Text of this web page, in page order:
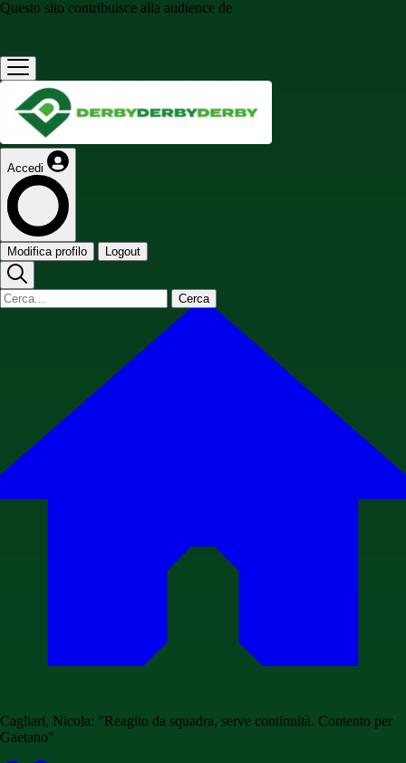
Questo sito contribuisce alla audience de
Accedi
Modifica profilo Logout
Cerca
Cagliari, Nicola: "Reagito da squadra, serve continuità. Contento per
Gaetano"